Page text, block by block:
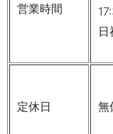
営業時間
日
定休日 無